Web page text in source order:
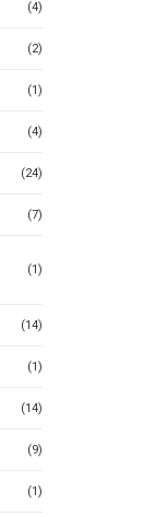
(4)
(2)
(1)
(4)
(24)
(7)
(1)
(14)
(1)
(14)
(9)
(1)